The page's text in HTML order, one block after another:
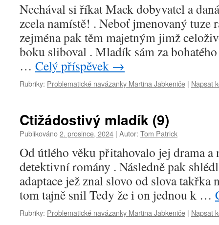
Nechával si říkat Mack dobyvatel a
zcela namístě! . Neboť jmenovaný tuze
zejména pak těm majetným jimž
boku sliboval . Mladík sám za
… Celý příspěvek →
Rubriky: Problematické navázanky Martina Jabkeniče | Napsat
Ctižádostivý mladík (9)
Publikováno2. prosince, 2024 | Autor: Tom Patrick
Od útlého věku přitahovalo jej drama a
detektivní romány . Následně pak
adaptace jež znal slovo od slova takřka
tom tajně snil Tedy že i on jednou k …
Rubriky: Problematické navázanky Martina Jabkeniče | Napsat